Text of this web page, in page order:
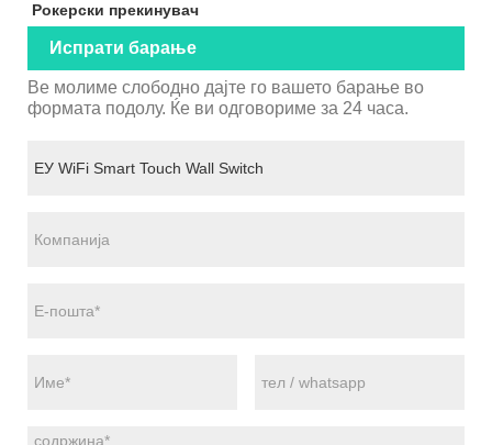
Рокерски прекинувач
Испрати барање
Ве молиме слободно дајте го вашето барање во
формата подолу. Ќе ви одговориме за 24 часа.